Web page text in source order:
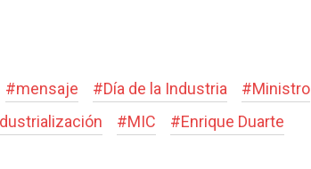
#mensaje #Día de la Industria #Ministro
#MIC #Enrique Duarte